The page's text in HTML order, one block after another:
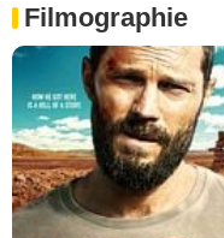
Filmographie